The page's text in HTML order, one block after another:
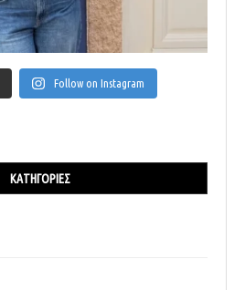
Follow on Instagram
ΚΑΤΗΓΟΡΊΕΣ